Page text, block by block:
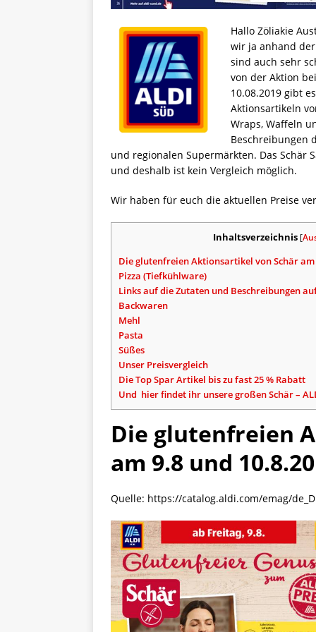
Hallo Zöliakie
wir ja anhand
sind auch sehr
von der Aktion
10.08.2019 gibt
Aktionsartikeln
Wraps, Waffeln
Beschreibungen
und regionalen Supermärkten. Das Schär
und deshalb ist kein Vergleich möglich.
Wir haben für euch die aktuellen Preise
Inhaltsverzeichnis [
Die glutenfreien Aktionsartikel von Schär am
Pizza (Tiefkühlware)
Links auf die Zutaten und Beschreibungen
Backwaren
Mehl
Pasta
Süßes
Unser Preisvergleich
Die Top Spar Artikel bis zu fast 25 % Rabatt
Und hier findet ihr unsere großen Schär –
Die glutenfreien
am 9.8 und
Quelle: https://catalog.aldi.com/emag/